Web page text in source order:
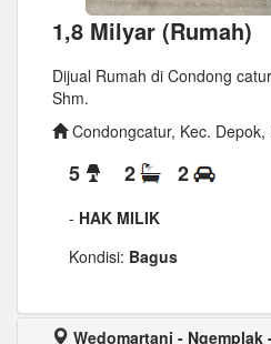
1,8 Milyar (Rumah)
Dijual Rumah di Condong
Shm.
Condongcatur, Kec. Depok,
5 2 2
- HAK MILIK
Kondisi: Bagus
Wedomartani - Ngemplak